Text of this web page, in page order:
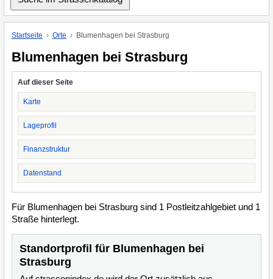
Startseite Orte Blumenhagen bei Strasburg
Blumenhagen bei Strasburg
Auf dieser Seite
Karte
Lageprofil
Finanzstruktur
Datenstand
Für Blumenhagen bei Strasburg sind 1 Postleitzahlgebiet und 1
Straße hinterlegt.
Standortprofil für Blumenhagen bei
Strasburg